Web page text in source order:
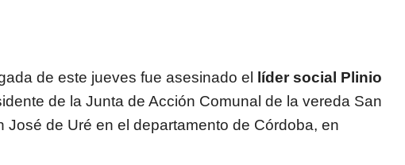
de este jueves fue asesinado el
líder social Plinio
de la Junta de Acción Comunal de la vereda San
José de Uré en el departamento de Córdoba, en